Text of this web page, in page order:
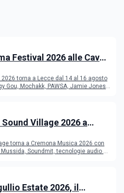
Festival 2026 alle Cave
2026 torna a Lecce dal 14 al 16 agosto
Gou, Mochakk, PAWSA, Jamie Jones
Village 2026 a
Contest, il programma
torna a Cremona Musica 2026 con
Soundmit, tecnologie audio e
Estate 2026, il